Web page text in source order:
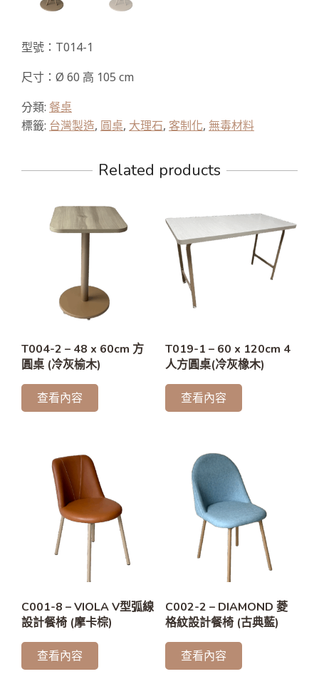
型號：T014-1
尺寸：Ø 60 高 105 cm
分類: 餐桌
標籤: 台灣製造, 圓桌, 大理石, 客制化, 無毒材料
Related products
T004-2 – 48 x 60cm 方
圓桌 (冷灰榆木)
查看內容
T019-1 – 60 x 120cm 4
人方圓桌(冷灰橡木)
查看內容
C001-8 – VIOLA V型弧線
設計餐椅 (摩卡棕)
查看內容
C002-2 – DIAMOND 菱
格紋設計餐椅 (古典藍)
查看內容